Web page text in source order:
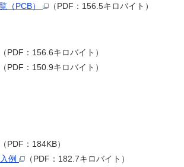
（PCB）
（PDF：156.5キロバイト）
（PDF：156.6キロバイト）
（PDF：150.9キロバイト）
（PDF：184KB）
例
（PDF：182.7キロバイト）